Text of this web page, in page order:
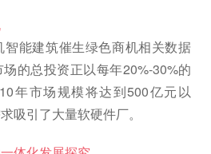
能建筑催生绿色商机相关数据
的总投资正以每年20%-30%的
年市场规模将达到500亿元以
吸引了大量软硬件厂。